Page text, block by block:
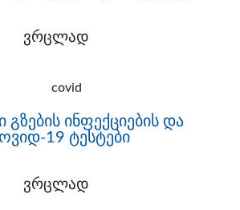
ვრცლად
გზების ინფექციების და
19 ტესტები
ვრცლად